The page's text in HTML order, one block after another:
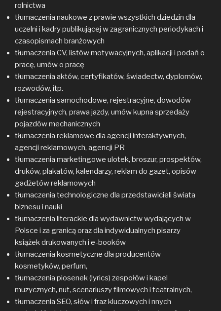
rolnictwa
tłumaczenia naukowe z prawie wszystkich dziedzin dla
uczelni i kadry publikującej w zagranicznych periodykach i
czasopismach branżowych
tłumaczenia CV, listów motywacyjnych, aplikacji i podań o
pracę, umów o pracę
tłumaczenia aktów, certyfikatów, świadectw, dyplomów,
rozwodów, itp.
tłumaczenia samochodowe, rejestracyjne, dowodów
rejestracyjnych, prawa jazdy, umów kupna sprzedaży
pojazdów mechanicznych
tłumaczenia reklamowe dla agencji interaktywnych,
agencji reklamowych, agencji PR
tłumaczenia marketingowe ulotek, broszur, prospektów,
druków, plakatów, kalendarzy, reklam do gazet, opisów
gadżetów reklamowych
tłumaczenia technologiczne dla przedstawicieli świata
biznesu i nauki
tłumaczenia literackie dla wydawnictw wydających w
Polsce i za granicą oraz dla indywidualnych pisarzy
książek drukowanych i e-booków
tłumaczenia kosmetyczne dla producentów
kosmetyków, perfum,
tłumaczenia piosenek (lyrics) zespołów i kapel
muzycznych, nut, scenariuszy filmowych i teatralnych,
tłumaczenia SEO, słów i fraz kluczowych i nnych